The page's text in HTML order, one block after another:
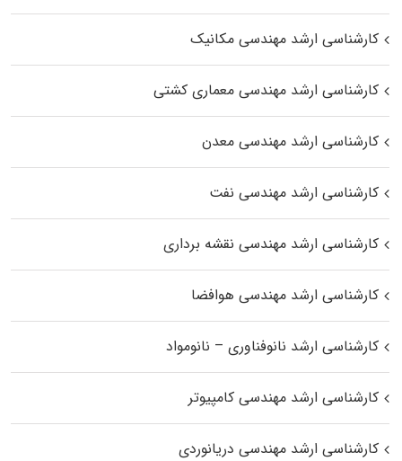
کارشناسی ارشد مهندسی مکانیک
کارشناسی ارشد مهندسی معماری کشتی
کارشناسی ارشد مهندسی معدن
کارشناسی ارشد مهندسی نفت
کارشناسی ارشد مهندسی نقشه برداری
کارشناسی ارشد مهندسی هوافضا
کارشناسی ارشد نانوفناوری – نانومواد
کارشناسی ارشد مهندسی کامپیوتر
کارشناسی ارشد مهندسی دریانوردی